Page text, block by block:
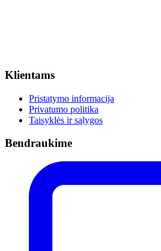
Klientams
Pristatymo informacija
Privatumo politika
Taisyklės ir sąlygos
Bendraukime